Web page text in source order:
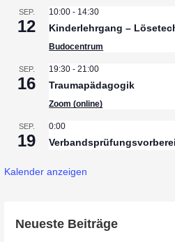
SEP.
12
10:00 - 14:30
Kinderlehrgang –
Budocentrum
SEP.
16
19:30 -21:00
Traumapädagogik
Zoom (online)
SEP.
19
0:00
Kalender anzeigen
Neueste Beiträge